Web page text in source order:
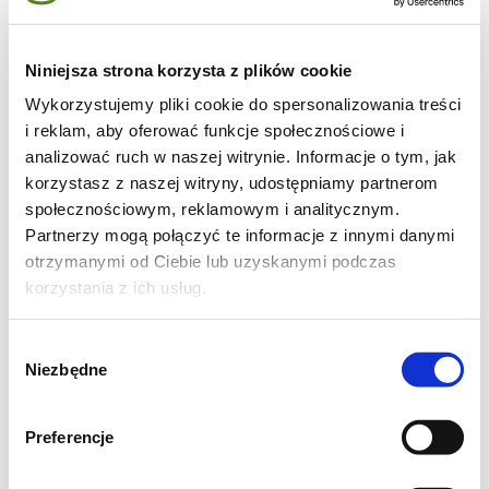
Niniejsza strona korzysta z plików cookie
Wykorzystujemy pliki cookie do spersonalizowania treści
i reklam, aby oferować funkcje społecznościowe i
analizować ruch w naszej witrynie. Informacje o tym, jak
korzystasz z naszej witryny, udostępniamy partnerom
społecznościowym, reklamowym i analitycznym.
Partnerzy mogą połączyć te informacje z innymi danymi
otrzymanymi od Ciebie lub uzyskanymi podczas
korzystania z ich usług.
zgody
Niezbędne
Preferencje
200 g kandyzowanej skórki
pomarańczowejewentualnie cytrynowej
1 szklanka cukru białego
1/2 szklanki cukru brązowego
1 kg kwaśnych jabłek
2 łyżeczki agaru